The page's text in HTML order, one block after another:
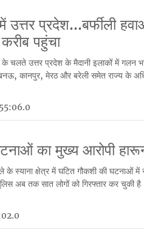
प्रदेश...बर्फीली
पहुंचा
के चलते उत्तर प्रदेश के मैदानी इलाकों में गलन
कानपुर, मेरठ और बरेली समेत राज्य के
का मुख्य आरोपी
स्याना क्षेत्र में घटित गौकशी की घटनाओं में
अब तक सात लोगों को गिरफ्तार कर चुकी